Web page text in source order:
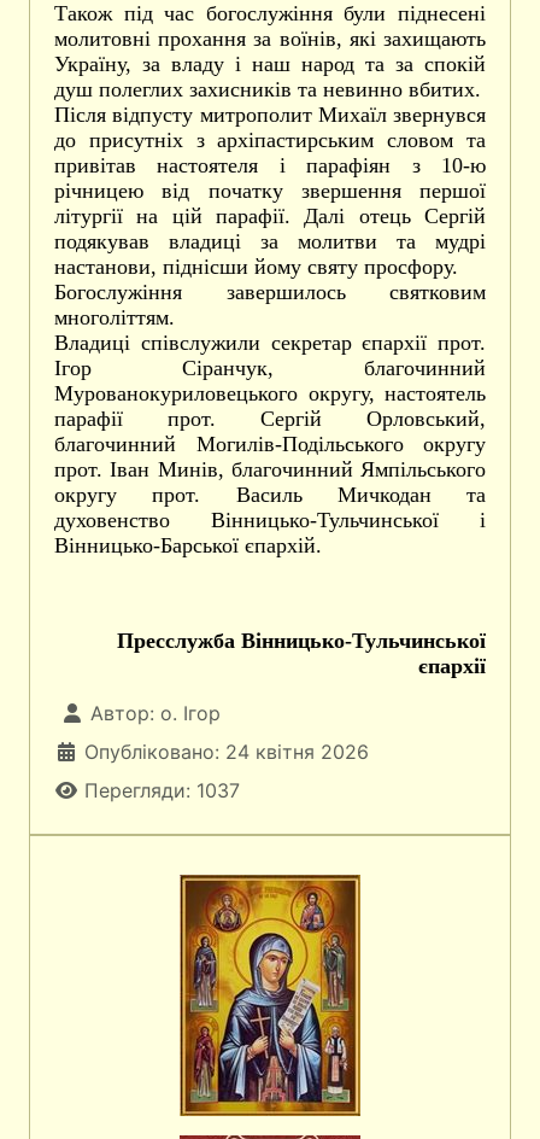
Також під час богослужіння були піднесені
молитовні прохання за воїнів, які захищають
Україну, за владу і наш народ та за спокій
душ полеглих захисників та невинно вбитих.
Після відпусту митрополит Михаїл звернувся
до присутніх з архіпастирським словом та
привітав настоятеля і парафіян з 10-ю
річницею від початку звершення першої
літургії на цій парафії. Далі отець Сергій
подякував владиці за молитви та мудрі
настанови, піднісши йому святу просфору.
Богослужіння завершилось святковим
многоліттям.
Владиці співслужили секретар єпархії прот.
Ігор Сіранчук, благочинний
Мурованокуриловецького округу, настоятель
парафії прот. Сергій Орловський,
благочинний Могилів-Подільського округу
прот. Іван Минів, благочинний Ямпільського
округу прот. Василь Мичкодан та
духовенство Вінницько-Тульчинської і
Вінницько-Барської єпархій.
Пресслужба Вінницько-Тульчинської
єпархії
Автор: о. Ігор
Опубліковано: 24 квітня 2026
Перегляди: 1037